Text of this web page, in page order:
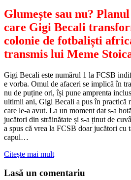
Glumește sau nu?
care Gigi Becali
colonie de fotbaliști
transmis lui Meme
Gigi Becali este numărul 1 la FCSB
e vorba. Omul de afaceri se implică în
nu de puține ori, își pune amprenta
ultimii ani, Gigi Becali a pus în practică
care le-a avut. La un moment dat s-a
jucători din străinătate și s-a ținut de
a spus că vrea la FCSB doar jucători cu
capul…
Citeşte mai mult
Lasă un comentariu